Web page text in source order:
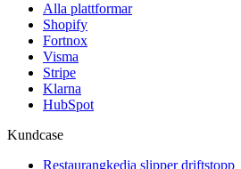
Alla plattformar
Shopify
Fortnox
Visma
Stripe
Klarna
HubSpot
Kundcase
Restaurangkedja slipper driftstopp